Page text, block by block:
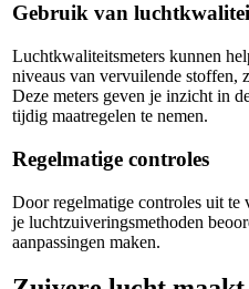
Gebruik van
Luchtkwaliteitsmeters kunnen
niveaus van vervuilende stoffen,
Deze meters geven je inzicht in
tijdig maatregelen te nemen.
Regelmatige controles
Door regelmatige controles uit
je luchtzuiveringsmethoden
aanpassingen maken.